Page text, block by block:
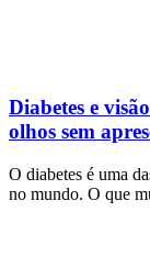
Diabetes e
olhos sem
O diabetes é uma
no mundo. O que